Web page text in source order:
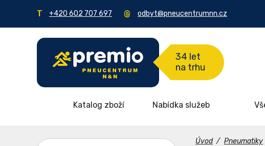
+420 602 707 697 odbyt@pneucentrumnn.cz
34 let
na trhu
Katalog zboží Nabídka služeb
Úvod / Pneumatiky